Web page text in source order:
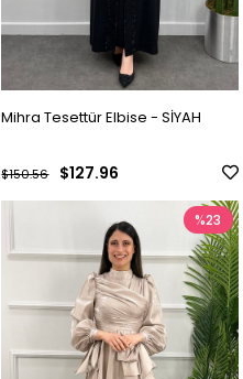
Mihra Tesettür Elbise - SİYAH
$127.96
$150.56
%23